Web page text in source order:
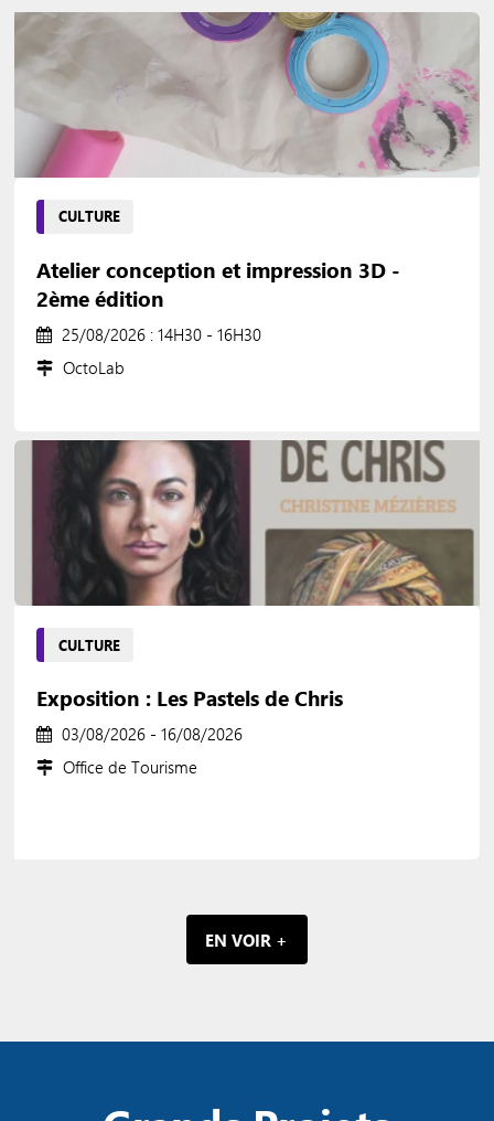
CULTURE
Atelier conception et impression 3D -
2ème édition
25/08/2026 : 14H30 - 16H30
OctoLab
CULTURE
Exposition : Les Pastels de Chris
03/08/2026 - 16/08/2026
Office de Tourisme
EN VOIR +